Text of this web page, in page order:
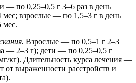
— по 0,25–0,5 г 3–6 раз в день
мес; взрослые — по 1,5–3 г в день
мес.
Взрослые — по 0,5–1 г 2–3
— 2–3 г); дети — по 0,25–0,5 г
кг). Длительность курса лечения —
от выраженности расстройств и